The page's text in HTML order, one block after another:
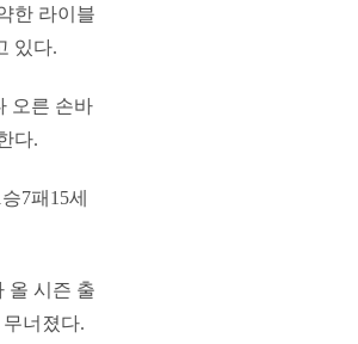
한 라이블
있다.
오른 손바
다.
7패15세
올 시즌 출
너졌다.